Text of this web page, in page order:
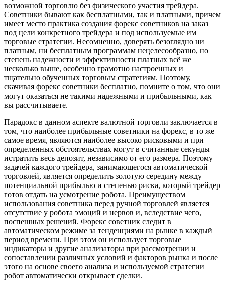
возможной торговлю без физического участия трейдера.
Советники бывают как бесплатными, так и платными, причем
имеет место практика создания форекс советников на заказ
под цели конкретного трейдера и под используемые им
торговые стратегии. Несомненно, доверять безоглядно ни
платным, ни бесплатным программам нецелесообразно, но
степень надежности и эффективности платных всё же
несколько выше, особенно грамотно настроенных и
тщательно обученных торговым стратегиям. Поэтому,
скачивая форекс советники бесплатно, помните о том, что они
могут оказаться не такими надежными и прибыльными, как
вы рассчитываете.
Парадокс в данном аспекте валютной торговли заключается в
том, что наиболее прибыльные советники на форекс, в то же
самое время, являются наиболее высоко рисковыми и при
определенных обстоятельствах могут в считанные секунды
истратить весь депозит, независимо от его размера. Поэтому
задачей каждого трейдера, занимающегося автоматической
торговлей, является определить золотую середину между
потенциальной прибылью и степенью риска, который трейдер
готов отдать на усмотрение робота. Преимуществом
использования советника перед ручной торговлей является
отсутствие у робота эмоций и нервов и, вследствие чего,
поспешных решений. Форекс советник следит в
автоматическом режиме за тенденциями на рынке в каждый
период времени. При этом он использует торговые
индикаторы и другие анализаторы при рассмотрении и
сопоставлении различных условий и факторов рынка и после
этого на основе своего анализа и используемой стратегии
робот автоматически открывает сделки.